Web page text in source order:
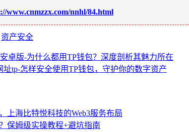
www.cnmzzx.com/nnhl/84.html
资产安全
安卓版-为什么都用TP钱包？深度剖析其魅力所在
址tp-怎样安全使用TP钱包，守护你的数字资产
上海比特悦科技的Web3服务布局
保姆级实操教程+避坑指南